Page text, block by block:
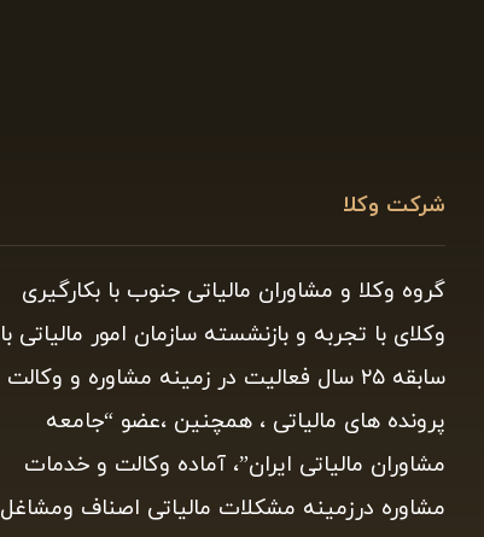
شرکت وکلا
گروه وکلا و مشاوران مالیاتی جنوب با بکارگیری
وکلای با تجربه و بازنشسته سازمان امور مالیاتی با
سابقه ۲۵ سال فعالیت در زمینه مشاوره و وکالت
پرونده های مالیاتی ، همچنین ،عضو “جامعه
مشاوران مالیاتی ایران”، آماده وکالت و خدمات
مشاوره درزمینه مشکلات مالیاتی اصناف ومشاغل